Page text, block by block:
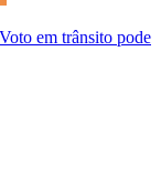
em trânsito pode